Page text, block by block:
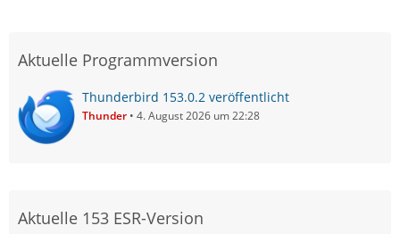
Aktuelle Programmversion
Thunderbird 153.0.2 veröffentlicht
Thunder 4. August 2026 um 22:28
Aktuelle 153 ESR-Version